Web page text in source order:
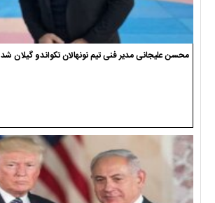
محسن علیجانی مدیر فنی تیم نونهالان تکواندو گیلان شد